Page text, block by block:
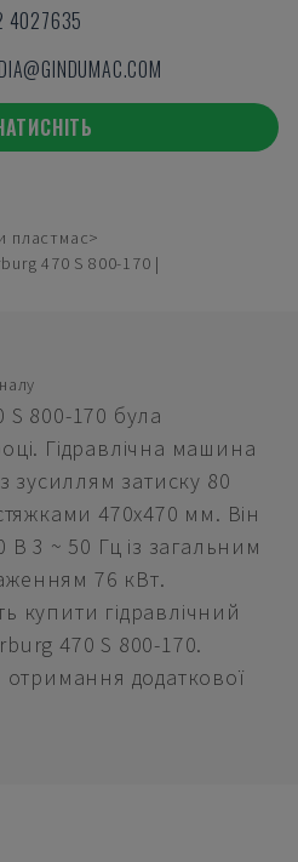
4027635
пластмас
470 S 800-170 |
800-170 була
Гідравлічна машина
зусиллям затиску 80
470х470 мм. Він
В 3 ~ 50 Гц із загальним
76 кВт.
купити гідравлічний
470 S 800-170.
додаткової